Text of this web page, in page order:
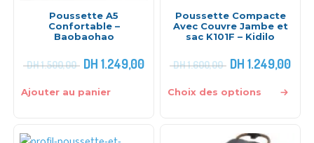
Poussette A5
Confortable –
Baobaohao
DH1.500,00 DH 1.249,00
Ajouter au panier
Poussette Compacte
Avec Couvre Jambe et
sac K101F – Kidilo
DH1.600,00 DH 1.249,00
Choix des options